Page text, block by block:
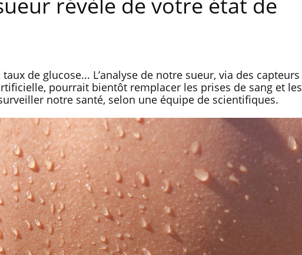
de glucose... L’analyse de notre sueur, via des capteurs
pourrait bientôt remplacer les prises de sang et les
notre santé, selon une équipe de scientifiques.